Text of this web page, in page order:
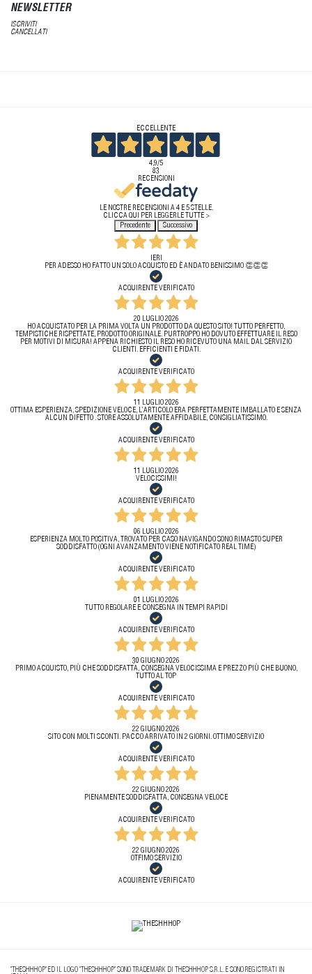
NEWSLETTER
ISCRIVITI
CANCELLATI
ECCELLENTE
4,9/5
83
RECENSIONI
LE NOSTRE RECENSIONI A 4 E 5 STELLE.
CLICCA QUI PER LEGGERLE TUTTE >
Precedente
Successivo
IERI
PER ADESSO HO FATTO UN SOLO ACQUISTO ED È ANDATO BENISSIMO 👏👏👏
ACQUIRENTE VERIFICATO
20 LUGLIO 2026
HO ACQUISTATO PER LA PRIMA VOLTA UN PRODOTTO DA QUESTO SITO! TUTTO PERFETTO,
TEMPISTICHE RISPETTATE, PRODOTTO ORIGINALE. PURTROPPO HO DOVUTO EFFETTUARE IL RESO
PER MOTIVI DI MISURA! APPENA RICHIESTO IL RESO HO RICEVUTO UNA MAIL DAL SERVIZIO
CLIENTI. EFFICIENTI E FIDATI.
ACQUIRENTE VERIFICATO
11 LUGLIO 2026
OTTIMA ESPERIENZA, SPEDIZIONE VELOCE, L’ARTICOLO ERA PERFETTAMENTE IMBALLATO E SENZA
ALCUN DIFETTO . STORE ASSOLUTAMENTE AFFIDABILE, CONSIGLIATISSIMO.
ACQUIRENTE VERIFICATO
11 LUGLIO 2026
VELOCISSIMI!
ACQUIRENTE VERIFICATO
06 LUGLIO 2026
ESPERIENZA MOLTO POSITIVA, TROVATO PER CASO NAVIGANDO SONO RIMASTO SUPER
SODDISFATTO (OGNI AVANZAMENTO VIENE NOTIFICATO REAL TIME)
ACQUIRENTE VERIFICATO
01 LUGLIO 2026
TUTTO REGOLARE E CONSEGNA IN TEMPI RAPIDI
ACQUIRENTE VERIFICATO
30 GIUGNO 2026
PRIMO ACQUISTO, PIÙ CHE SODDISFATTA, CONSEGNA VELOCISSIMA E PREZZO PIÙ CHE BUONO,
TUTTO AL TOP
ACQUIRENTE VERIFICATO
22 GIUGNO 2026
SITO CON MOLTI SCONTI. PACCO ARRIVATO IN 2 GIORNI. OTTIMO SERVIZIO
ACQUIRENTE VERIFICATO
22 GIUGNO 2026
PIENAMENTE SODDISFATTA, CONSEGNA VELOCE
ACQUIRENTE VERIFICATO
22 GIUGNO 2026
OTFIMO SERVIZIO
ACQUIRENTE VERIFICATO
"THESHHHOP" ED IL LOGO "THESHHHOP" SONO TRADEMARK DI THESHHHOP S.R.L. E SONO REGISTRATI IN